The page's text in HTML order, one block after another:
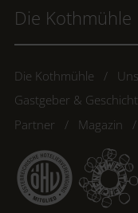
Die Kothmühle
Die Kothmühle
Gastgeber &
Partner
Magazin